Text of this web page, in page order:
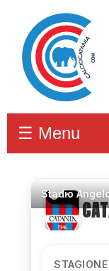
☰ Menu
Stadio
STAGIONE